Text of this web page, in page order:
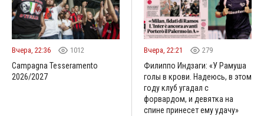
Вчера, 22:36 1012
Campagna Tesseramento
2026/2027
Вчера, 22:21 279
Филиппо Индзаги: «У Рамуша
голы в крови. Надеюсь, в этом
году клуб угадал с
форвардом, и девятка на
спине принесет ему удачу»